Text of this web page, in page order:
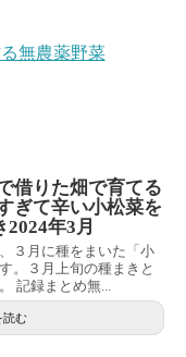
無農薬野菜
借りた畑で育てる
ぎて辛い小松菜を
年3月
３月に種をまいた「小
。３月上旬の種まきと
記録まとめ無...
読む